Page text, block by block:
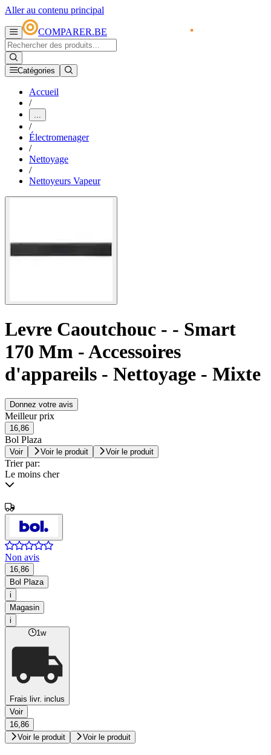
Aller au contenu principal
COMPARER.BE
Catégories
Accueil
/
...
/
Électromenager
/
Nettoyage
/
Nettoyeurs Vapeur
Levre Caoutchouc - - Smart
170 Mm - Accessoires
d'appareils - Nettoyage - Mixte
Donnez votre avis
Meilleur prix
16,86
Bol Plaza
Voir Voir le produit Voir le produit
Trier par:
Le moins cher
Non avis
16,86
Bol Plaza
i
Magasin
i
1w
Frais livr. inclus
Voir
16,86
Voir le produit
Voir le produit